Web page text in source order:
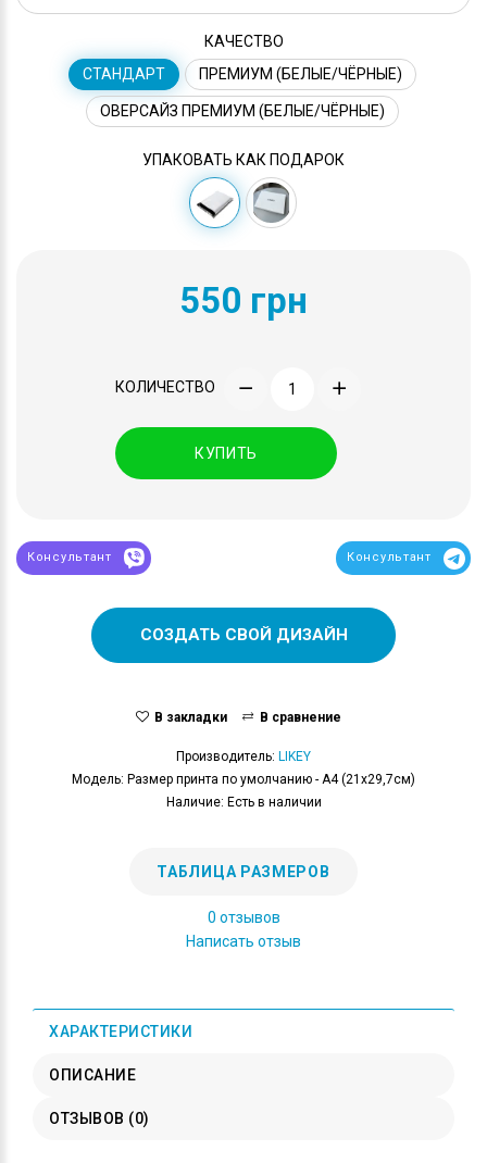
КАЧЕСТВО
СТАНДАРТ
ПРЕМИУМ (БЕЛЫЕ/ЧЁРНЫЕ)
ОВЕРСАЙЗ ПРЕМИУМ (БЕЛЫЕ/ЧЁРНЫЕ)
УПАКОВАТЬ КАК ПОДАРОК
550 грн
КОЛИЧЕСТВО
КУПИТЬ
Консультант Консультант
СОЗДАТЬ СВОЙ ДИЗАЙН
В закладки В сравнение
Производитель: LIKEY
Модель: Размер принта по умолчанию - А4 (21x29,7см)
Наличие: Есть в наличии
ТАБЛИЦА РАЗМЕРОВ
0 отзывов
Написать отзыв
ХАРАКТЕРИСТИКИ
ОПИСАНИЕ
ОТЗЫВОВ (0)